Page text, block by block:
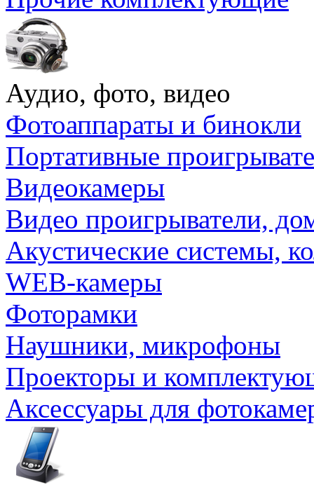
Аудио, фото, видео
Фотоаппараты и бинокли
Портативные
Видеокамеры
Видео проигрыватели,
Акустические системы,
WEB-камеры
Фоторамки
Наушники, микрофоны
Проекторы и
Аксессуары для